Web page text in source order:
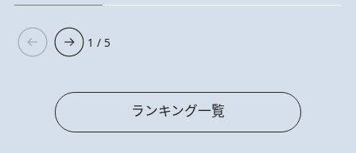
1 / 5
ランキング一覧